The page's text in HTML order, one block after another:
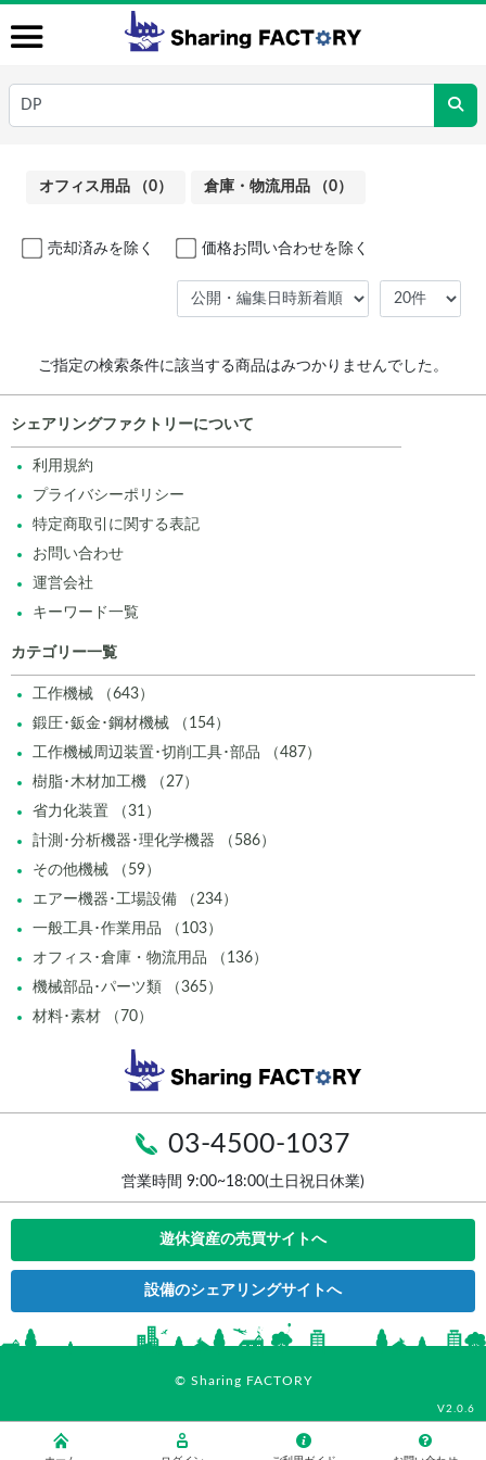
オフィス用品 （0） 倉庫・物流用品 （0）
売却済みを除く 価格お問い合わせを除く
ご指定の検索条件に該当する商品はみつかりませんでした。
03-4500-1037
営業時間 9:00~18:00(土日祝日休業)
遊休資産の売買サイトへ
設備のシェアリングサイトへ
シェアリングファクトリーについて
利用規約
プライバシーポリシー
特定商取引に関する表記
お問い合わせ
運営会社
キーワード一覧
カテゴリー一覧
工作機械 （643）
鍛圧･鈑金･鋼材機械 （154）
工作機械周辺装置･切削工具･部品 （487）
樹脂･木材加工機 （27）
省力化装置 （31）
計測･分析機器･理化学機器 （586）
その他機械 （59）
エアー機器･工場設備 （234）
一般工具･作業用品 （103）
オフィス･倉庫・物流用品 （136）
機械部品･パーツ類 （365）
材料･素材 （70）
© Sharing FACTORY
V2.0.6